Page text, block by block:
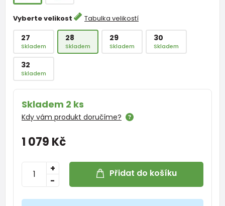
Vyberte velikost Tabulka velikostí
27
Skladem
28
Skladem
29
Skladem
30
Skladem
32
Skladem
Skladem 2 ks
Kdy vám produkt doručíme?
1 079 Kč
-
+ Přidat do košíku